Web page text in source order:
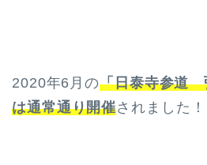
2020年6月の「日泰寺参道
は通常通り開催されました！